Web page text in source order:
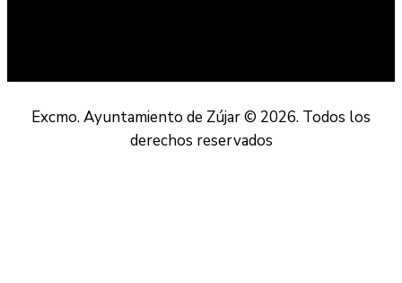
Excmo. Ayuntamiento de Zújar © 2026. Todos los
derechos reservados